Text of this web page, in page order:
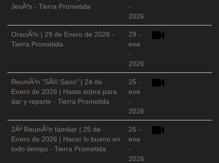
JesÃºs - Tierra Prometida
-
2026
OraciÃ³n | 29 de Enero de 2026 -
Tierra Prometida
29 -
ene
-
2026
ReuniÃ³n "SÃ© Sano" | 24 de
Enero de 2026 | Hasta sobra para
dar y repartir - Tierra Prometida
25 -
ene
-
2026
2Âª ReuniÃ³n familiar | 25 de
Enero de 2026 | Hacer lo bueno en
todo tiempo - Tierra Prometida
25 -
ene
-
2026